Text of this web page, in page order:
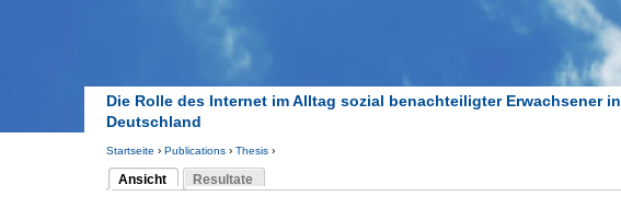
Die Rolle des Internet im Alltag sozial benachteiligter Erwachsener in
Deutschland
Sie sind hier
Startseite › Publications› Thesis›
Ansicht
(aktiver Reiter)
Resultate